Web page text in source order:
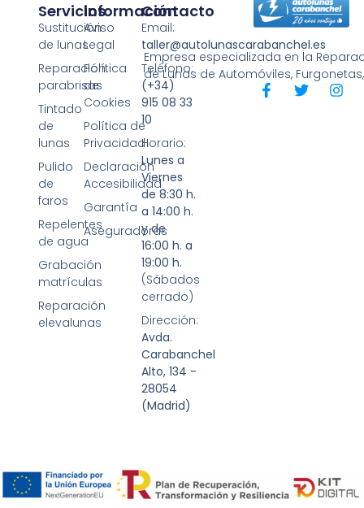
Empresa especializada en la
de Lunas de Automóviles,
Servicios
Sustitución
de lunas
Reparación
parabrisas
Tintado
de
lunas
Pulido
de
faros
Repelentes
de agua
Grabación
matrículas
Reparación
elevalunas
Información
Aviso
Legal
Política
de
Cookies
Política de
Privacidad
Declaración
Accesibilidad
Garantía
Aseguradoras
Contacto
Email:
taller@autolunascarabanchel.es
Teléfono:
(+34)
915 08 33
10
Horario:
Lunes a
Viernes
de 8:30 h.
a 14:00 h.
y de
16:00 h. a
19:00 h.
(Sábados
cerrado)
Dirección:
Avda.
Carabanchel
Alto, 134 -
28054
(Madrid)